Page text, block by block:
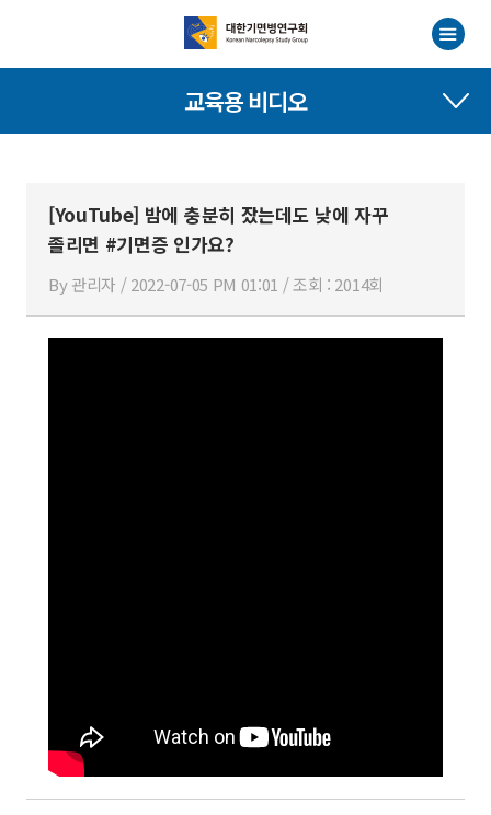
교육용 비디오
[YouTube] 밤에 충분히 잤는데도 낮에 자꾸
졸리면 #기면증 인가요?
By 관리자 / 2022-07-05 PM 01:01 / 조회 : 2014회